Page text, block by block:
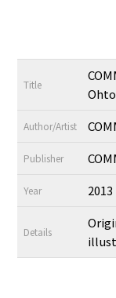
Title
Author/Artist
Publisher
Year 2013
Details